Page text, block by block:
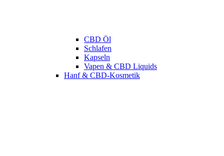
CBD Öl
Schlafen
Kapseln
Vapen & CBD Liquids
Hanf & CBD-Kosmetik